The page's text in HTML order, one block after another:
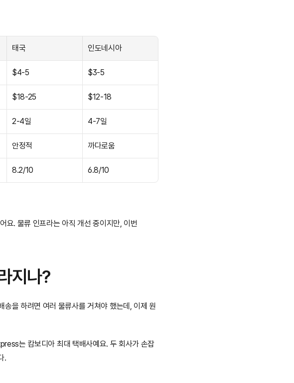
태국 인도네시아
$4-5 $3-5
$18-25 $12-18
2-4일 4-7일
안정적 까다로움
8.2/10 6.8/10
요. 물류 인프라는 아직 개선 중이지만, 이번
지나?
송을 하려면 여러 물류사를 거쳐야 했는데, 이제 원
는 캄보디아 최대 택배사예요. 두 회사가 손잡
.